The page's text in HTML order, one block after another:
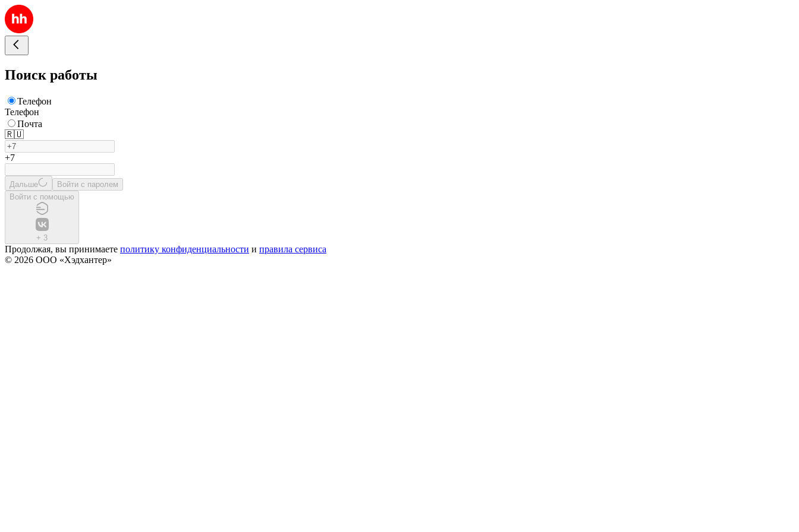
Поиск работы
Телефон
Телефон
Почта
🇷🇺
+7
Дальше
Войти с паролем
Войти с помощью
+ 3
Продолжая, вы принимаете политику конфиденциальности и правила сервиса
© 2026 ООО «Хэдхантер»